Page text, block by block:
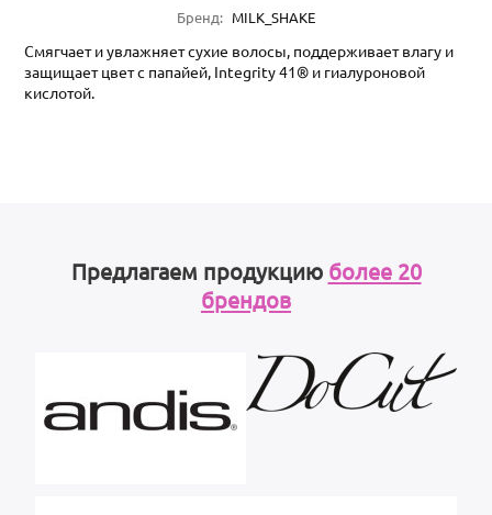
Характеристики
Бренд: MILK_SHAKE
Смягчает и увлажняет сухие волосы, поддерживает влагу и
защищает цвет с папайей, Integrity 41® и гиалуроновой
кислотой.
Предлагаем продукцию более 20
брендов